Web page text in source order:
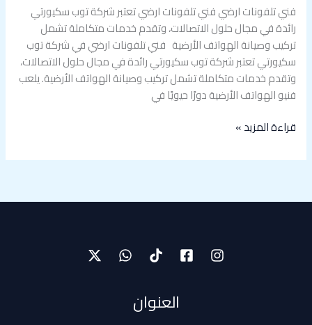
فني تلفونات ارضي فني تلفونات ارضي تعتبر شركة توب سكيورتي
رائدة في مجال حلول الاتصالات، وتقدم خدمات متكاملة تشمل
تركيب وصيانة الهواتف الأرضية فني تلفونات ارضي في شركة توب
سكيورتي تعتبر شركة توب سكيورتي رائدة في مجال حلول الاتصالات،
وتقدم خدمات متكاملة تشمل تركيب وصيانة الهواتف الأرضية. يلعب
فنيو الهواتف الأرضية دورًا حيويًا في
قراءة المزيد »
العنوان